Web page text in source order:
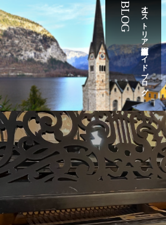
オーストリア国家公認ガイドブログ
BLOG